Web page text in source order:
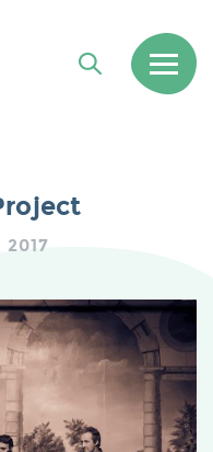
2017